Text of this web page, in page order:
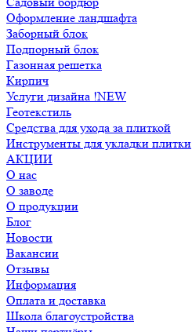
Оформление ландшафта
Заборный блок
Подпорный блок
Газонная решетка
Кирпич
Услуги дизайна !NEW
Геотекстиль
Средства для ухода за плиткой
Инструменты для укладки плитки
АКЦИИ
О нас
О заводе
О продукции
Блог
Новости
Вакансии
Отзывы
Информация
Оплата и доставка
Школа благоустройства